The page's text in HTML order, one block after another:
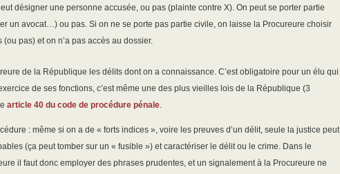
désigner une personne accusée, ou pas (plainte contre X). On peut se porter partie
un avocat…) ou pas. Si on ne se porte pas partie civile, on laisse la Procureure choisir
(ou pas) et on n’a pas accès au dossier.
de la République les délits dont on a connaissance. C’est obligatoire pour un élu qui
de ses fonctions, c’est même une des plus vieilles lois de la République (3
article 40 du code de procédure pénale.
: même si on a de « forts indices », voire les preuves d’un délit, seule la justice peut
(ça peut tomber sur un « fusible ») et caractériser le délit ou le crime. Dans le
il faut donc employer des phrases prudentes, et un signalement à la Procureure ne